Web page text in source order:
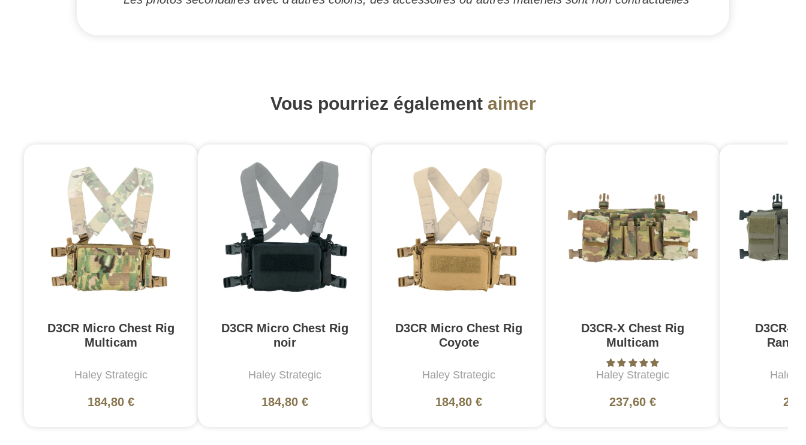
Vous pourriez également aimer
D3CR Micro Chest Rig
Multicam
Haley Strategic
184,80 €
D3CR Micro Chest Rig
noir
Haley Strategic
184,80 €
D3CR Micro Chest Rig
Coyote
Haley Strategic
184,80 €
D3CR-X Chest Rig
Multicam
Haley Strategic
237,60 €
D3CR-X
Haley